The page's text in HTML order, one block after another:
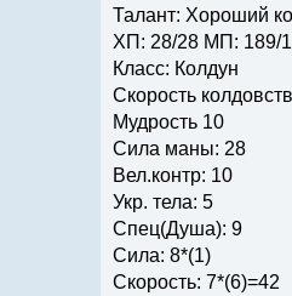
Талант: Хороший
ХП: 28/28 МП: 189/
Класс: Колдун
Скорость
Мудрость 10
Сила маны: 28
Вел.контр: 10
Укр. тела: 5
Спец(Душа): 9
Сила: 8*(1)
Скорость: 7*(6)=42